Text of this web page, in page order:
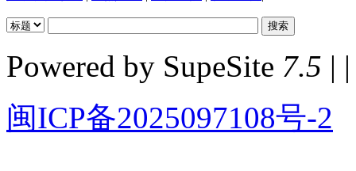
Powered by SupeSite 7.5 | |
闽ICP备2025097108号-2